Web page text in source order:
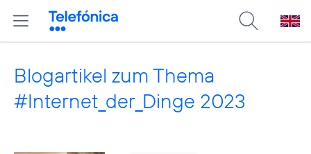
Blogartikel zum Thema
#Internet_der_Dinge 2023